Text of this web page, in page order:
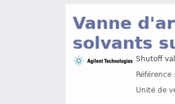
Vanne
solvants
Shutoff
Unité de